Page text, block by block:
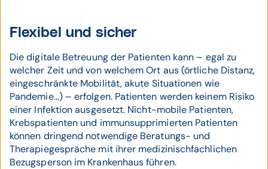
Flexibel und sicher
Die digitale Betreuung der Patienten kann – egal zu
welcher Zeit und von welchem Ort aus (örtliche Distanz,
eingeschränkte Mobilität, akute Situationen wie
Pandemie…) – erfolgen. Patienten werden keinem Risiko
einer Infektion ausgesetzt. Nicht-mobile Patienten,
Krebspatienten und immunsupprimierten Patienten
können dringend notwendige Beratungs- und
Therapiegespräche mit ihrer medizinischfachlichen
Bezugsperson im Krankenhaus führen.